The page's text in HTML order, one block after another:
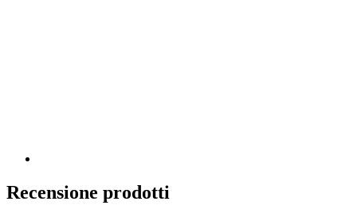
Recensione prodotti